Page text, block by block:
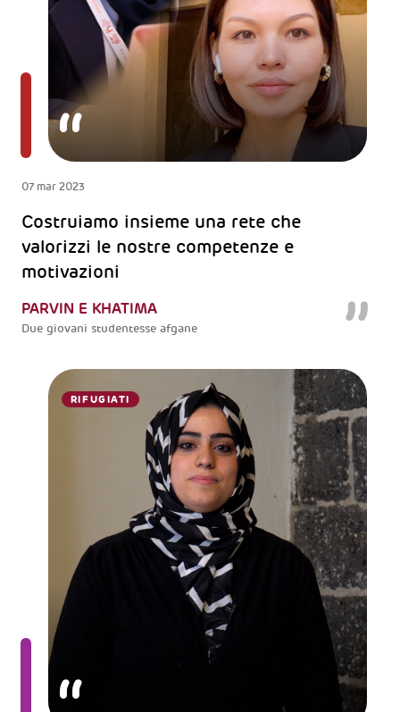
07 mar 2023
Costruiamo insieme una rete che
valorizzi le nostre competenze e
motivazioni
PARVIN E KHATIMA
Due giovani studentesse afgane
RIFUGIATI